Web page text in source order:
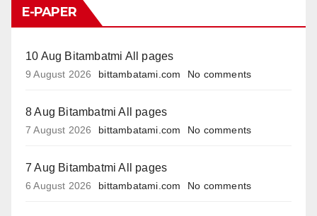
E-PAPER
10 Aug Bitambatmi All pages
9 August 2026 bittambatami.com No comments
8 Aug Bitambatmi All pages
7 August 2026 bittambatami.com No comments
7 Aug Bitambatmi All pages
6 August 2026 bittambatami.com No comments